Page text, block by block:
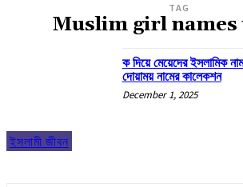
TAG
Muslim girl names
ইসলামী জীবন
ক দিয়ে মেয়েদের ইসলামিক
দোয়াময় নামের কালেকশন
December 1, 2025